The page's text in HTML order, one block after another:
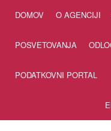
DOMOV O AGENCIJI
POSVETOVANJA
PODATKOVNI PORTAL